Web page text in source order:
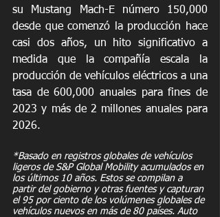
su Mustang Mach-E número 150,000
desde que comenzó la producción hace
casi dos años, un hito significativo a
medida que la compañía escala la
producción de vehículos eléctricos a una
tasa de 600,000 anuales para fines de
2023 y más de 2 millones anuales para
2026.
*Basado en registros globales de vehículos
ligeros de S&P Global Mobility acumulados en
los últimos 10 años. Estos se compilan a
partir del gobierno y otras fuentes y capturan
el 95 por ciento de los volúmenes globales de
vehículos nuevos en más de 80 países. Auto